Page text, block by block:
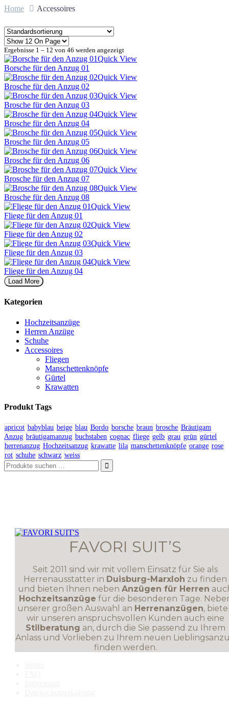
Home Accessoires
Ergebnisse 1 – 12 von 46 werden angezeigt
Quick View
Borsche für den Anzug 01
Quick View
Brosche für den Anzug 02
Quick View
Brosche für den Anzug 03
Quick View
Brosche für den Anzug 04
Quick View
Brosche für den Anzug 05
Quick View
Brosche für den Anzug 06
Quick View
Brosche für den Anzug 07
Quick View
Brosche für den Anzug 08
Quick View
Fliege für den Anzug 01
Quick View
Fliege für den Anzug 02
Quick View
Fliege für den Anzug 03
Quick View
Fliege für den Anzug 04
Load More
Kategorien
Hochzeitsanzüge
Herren Anzüge
Schuhe
Accessoires
Fliegen
Manschettenknöpfe
Gürtel
Krawatten
Produkt Tags
apricot babyblau beige blau Bordo borsche braun brosche Bräutigam
Anzug bräutigamanzug buchstaben cognac fliege gelb grau grün gürtel
herrenanzug Hochzeitsanzug krawatte lila manschettenknöpfe orange rose
rot schuhe schwarz weiss

FAVORI SUIT’S
Seit 2011 sind wir mit vollem Einsatz für Sie als
Herrenausstatter in Duisburg-Marxloh zu finden
und bieten Ihnen neben Anzügen für Herren
Hochzeitsanzüge für die besonderen Tage.
unserer großen Auswahl an Herrenanzügen,
wir unseren anspruchsvollen Kunden auch eine
Stilberatung an, durch die Sie passend zu Ihrem
Anlass und Vorlieben zu Ihrem neuen
finden werden.